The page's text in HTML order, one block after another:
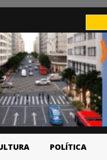
POLÍTICA